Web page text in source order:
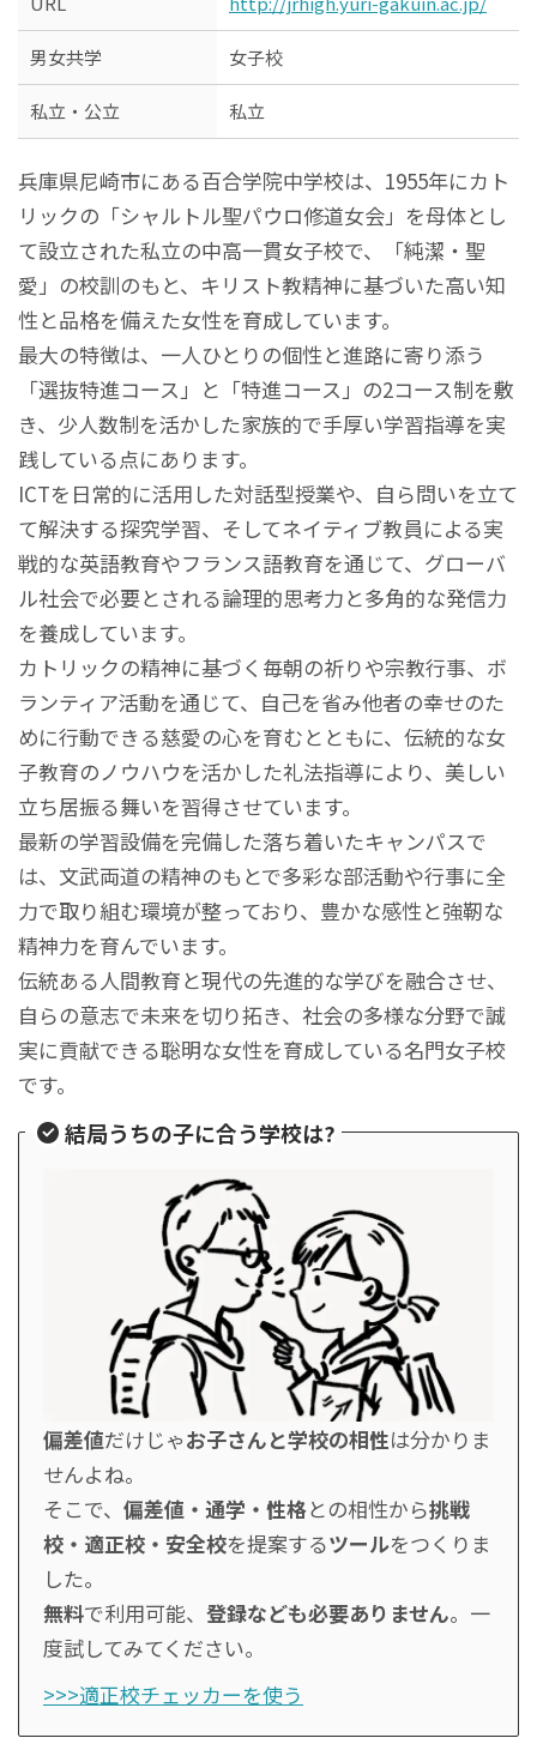
男女共学 女子校
私立・公立 私立
兵庫県尼崎市にある百合学院中学校は、1955年にカト
リックの「シャルトル聖パウロ修道女会」を母体とし
て設立された私立の中高一貫女子校で、「純潔・聖
愛」の校訓のもと、キリスト教精神に基づいた高い知
性と品格を備えた女性を育成しています。
最大の特徴は、一人ひとりの個性と進路に寄り添う
「選抜特進コース」と「特進コース」の2コース制を敷
き、少人数制を活かした家族的で手厚い学習指導を実
践している点にあります。
ICTを日常的に活用した対話型授業や、自ら問いを立て
て解決する探究学習、そしてネイティブ教員による実
戦的な英語教育やフランス語教育を通じて、グローバ
ル社会で必要とされる論理的思考力と多角的な発信力
を養成しています。
カトリックの精神に基づく毎朝の祈りや宗教行事、ボ
ランティア活動を通じて、自己を省み他者の幸せのた
めに行動できる慈愛の心を育むとともに、伝統的な女
子教育のノウハウを活かした礼法指導により、美しい
立ち居振る舞いを習得させています。
最新の学習設備を完備した落ち着いたキャンパスで
は、文武両道の精神のもとで多彩な部活動や行事に全
力で取り組む環境が整っており、豊かな感性と強靭な
精神力を育んでいます。
伝統ある人間教育と現代の先進的な学びを融合させ、
自らの意志で未来を切り拓き、社会の多様な分野で誠
実に貢献できる聡明な女性を育成している名門女子校
です。
結局うちの子に合う学校は?
偏差値だけじゃお子さんと学校の相性は分かりま
せんよね。
そこで、 偏差値・通学・性格との相性から挑戦
校・適正校・安全校を提案するツールをつくりま
した。
無料で利用可能、 登録なども必要ありません。一
度試してみてください。
>>>適正校チェッカーを使う